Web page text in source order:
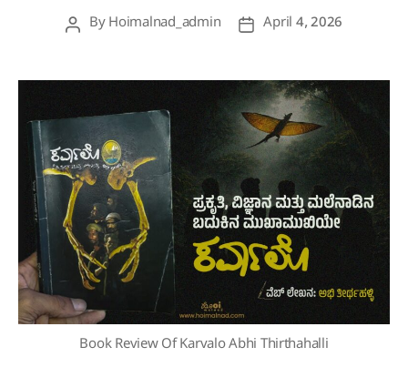
PostBy Hoimalnad_admin
PostApril 4, 2026
Book Review Of Karvalo Abhi Thirthahalli